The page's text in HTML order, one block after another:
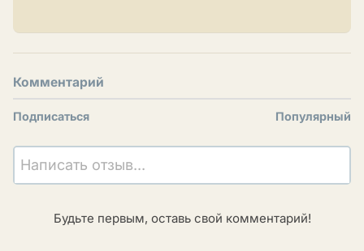
Комментарий
Подписаться Популярный
Написать отзыв...
Будьте первым, оставь свой комментарий!